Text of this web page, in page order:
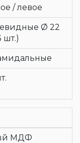
/ левое
Ø 22
шт.)
МДФ